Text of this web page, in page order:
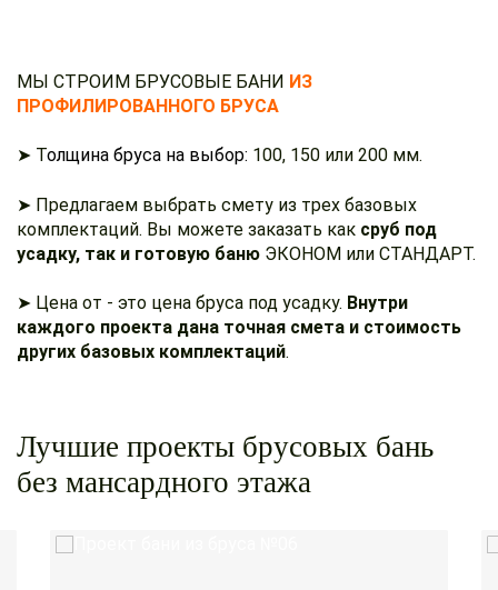
МЫ СТРОИМ БРУСОВЫЕ БАНИ ИЗ
ПРОФИЛИРОВАННОГО БРУСА
➤ Толщина бруса на выбор: 100, 150 или 200 мм.
➤ Предлагаем выбрать смету из трех базовых
комплектаций. Вы можете заказать как сруб под
усадку, так и готовую баню ЭКОНОМ или СТАНДАРТ.
➤ Цена от - это цена бруса под усадку. Внутри
каждого проекта дана точная смета и стоимость
других базовых комплектаций.
Лучшие проекты брусовых бань
без мансардного этажа